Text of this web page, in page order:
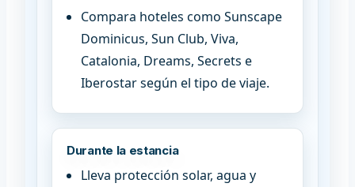
Compara hoteles como Sunscape
Dominicus, Sun Club, Viva,
Catalonia, Dreams, Secrets e
Iberostar según el tipo de viaje.
Durante la estancia
Lleva protección solar, agua y